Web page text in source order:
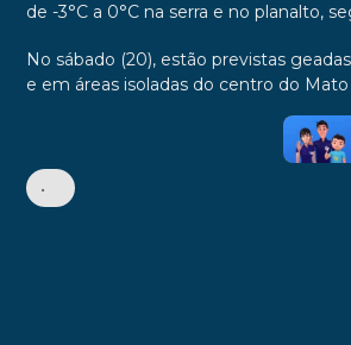
de -3°C a 0°C na serra e no planalto,
No sábado (20), estão previstas
e em áreas isoladas do centro do Mato
•